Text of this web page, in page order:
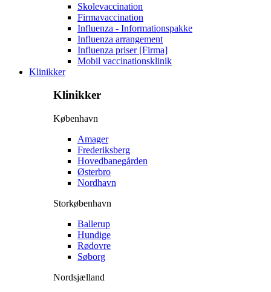
Skolevaccination
Firmavaccination
Influenza - Informationspakke
Influenza arrangement
Influenza priser [Firma]
Mobil vaccinationsklinik
Klinikker
Klinikker
København
Amager
Frederiksberg
Hovedbanegården
Østerbro
Nordhavn
Storkøbenhavn
Ballerup
Hundige
Rødovre
Søborg
Nordsjælland